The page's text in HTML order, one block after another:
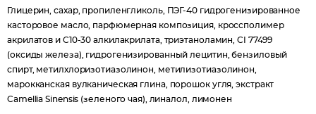
Глицерин, сахар, пропиленгликоль, ПЭГ-40 гидрогенизированное
касторовое масло, парфюмерная композиция, кроссполимер
акрилатов и C10-30 алкилакрилата, триэтаноламин, CI 77499
(оксиды железа), гидрогенизированный лецитин, бензиловый
спирт, метилхлоризотиазолинон, метилизотиазолинон,
марокканская вулканическая глина, порошок угля, экстракт
Camellia Sinensis (зеленого чая), линалол, лимонен